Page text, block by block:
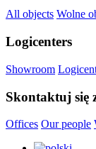
All objects Wolne
Logicenters
Showroom
Skontaktuj się
Offices Our people